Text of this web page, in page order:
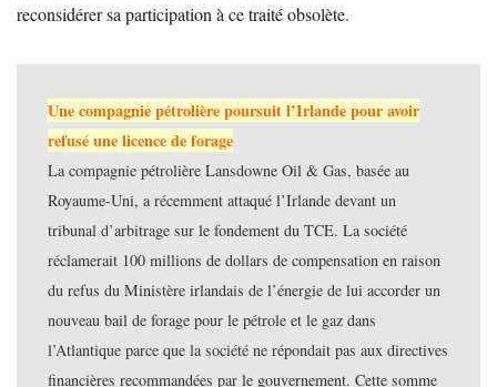
reconsidérer sa participation à ce traité obsolète.
Une compagnie pétrolière poursuit l’Irlande pour avoir
refusé une licence de forage
La compagnie pétrolière Lansdowne Oil & Gas, basée au
Royaume-Uni, a récemment attaqué l’Irlande devant un
tribunal d’arbitrage sur le fondement du TCE. La société
réclamerait 100 millions de dollars de compensation en raison
du refus du Ministère irlandais de l’énergie de lui accorder un
nouveau bail de forage pour le pétrole et le gaz dans
l’Atlantique parce que la société ne répondait pas aux directives
financières recommandées par le gouvernement. Cette somme